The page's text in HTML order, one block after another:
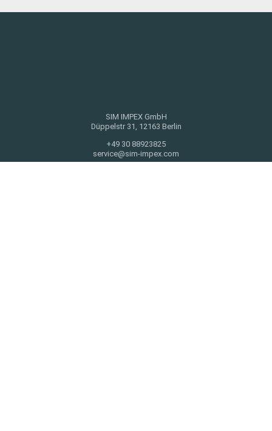
SIM IMPEX GmbH
Düppelstr 31, 12163 Berlin
+49 30 88923825
service@sim-impex.com